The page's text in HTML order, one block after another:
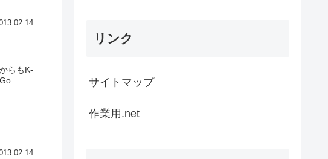
らもK-
リンク
サイトマップ
作業用.net